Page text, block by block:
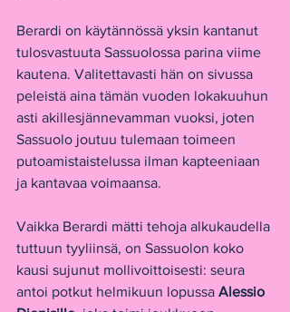
Berardi on käytännössä yksin kantanut
tulosvastuuta Sassuolossa parina viime
kautena. Valitettavasti hän on sivussa
peleistä aina tämän vuoden lokakuuhun
asti akillesjännevamman vuoksi, joten
Sassuolo joutuu tulemaan toimeen
putoamistaistelussa ilman kapteeniaan
ja kantavaa voimaansa.
Vaikka Berardi mätti tehoja alkukaudella
tuttuun tyyliinsä, on Sassuolon koko
kausi sujunut mollivoittoisesti: seura
antoi potkut helmikuun lopussa Alessio